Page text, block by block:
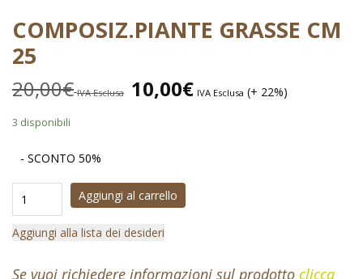
COMPOSIZ.PIANTE GRASSE CM
25
20,00€ IVA Esclusa 10,00€ IVA Esclusa (+ 22%)
3 disponibili
- SCONTO 50%
Aggiungi al carrello
Aggiungi alla lista dei desideri
Se vuoi richiedere informazioni sul prodotto clicca